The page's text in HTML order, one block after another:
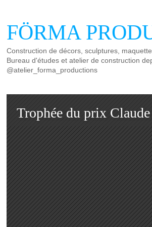
FÖRMA
Construction de décors, sculptures,
Bureau d'études et atelier de construction
@atelier_forma_productions
Trophée du prix